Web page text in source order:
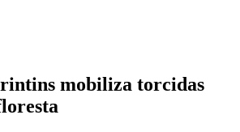
mobiliza torcidas